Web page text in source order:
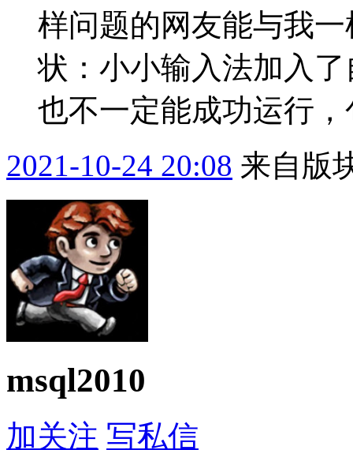
样问题的网友能与我
状：小小输入法加入
也不一定能成功运行
2021-10-24 20:08 来自版
msql2010
加关注 写私信